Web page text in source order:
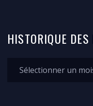
HISTORIQUE DES